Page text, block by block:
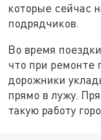
которые сейчас
подрядчиков.
Во время
что при ремонте
дорожники
прямо в лужу.
такую работу